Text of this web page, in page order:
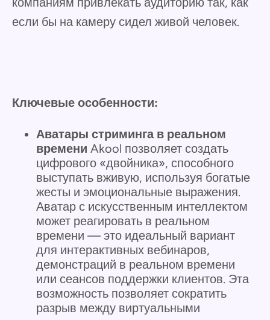
если бы на камеру сидел живой человек.
Ключевые особенности:
Аватары стриминга в реальном
времени Akool позволяет создать
цифрового «двойника», способного
выступать вживую, используя богатые
жесты и эмоциональные выражения.
Аватар с искусственным интеллектом
может реагировать в реальном
времени — это идеальный вариант
для интерактивных вебинаров,
демонстраций в реальном времени
или сеансов поддержки клиентов. Эта
возможность позволяет сократить
разрыв между виртуальными